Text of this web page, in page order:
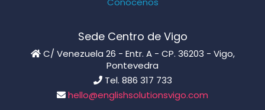
Sede Centro de Vigo
C/ Venezuela 26 - Entr. A - CP. 36203 - Vigo,
Pontevedra
Tel. 886 317 733
hello@englishsolutionsvigo.com